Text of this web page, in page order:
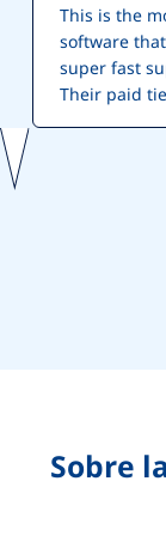
This is the
software
super fast
Their paid
Sobre